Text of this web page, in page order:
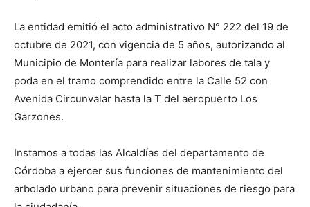
La entidad emitió el acto administrativo N° 222 del 19 de
octubre de 2021, con vigencia de 5 años, autorizando al
Municipio de Montería para realizar labores de tala y
poda en el tramo comprendido entre la Calle 52 con
Avenida Circunvalar hasta la T del aeropuerto Los
Garzones.
Instamos a todas las Alcaldías del departamento de
Córdoba a ejercer sus funciones de mantenimiento del
arbolado urbano para prevenir situaciones de riesgo para